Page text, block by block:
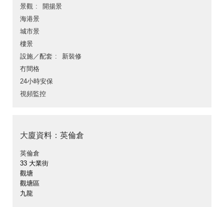
景觀
開揚景
海港景
城市景
樓景
設施／配套
新裝修
冇間格
24小時安保
視頻監控
大廈資料：英倫倉
英倫倉
33 大業街
觀塘
觀塘區
九龍